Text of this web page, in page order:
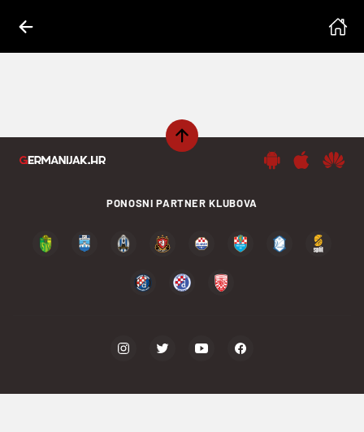
PONOSNI PARTNER KLUBOVA